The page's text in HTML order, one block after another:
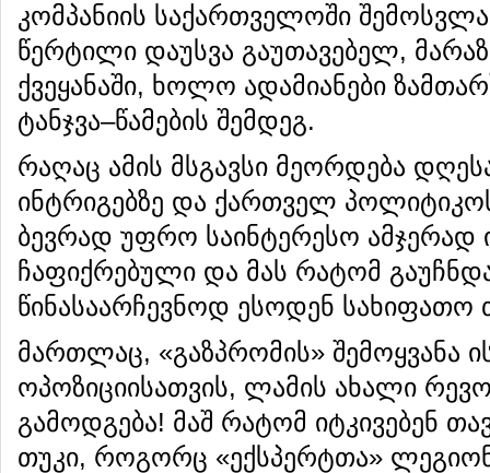
კომპანიის საქართველოში
წერტილი დაუსვა გაუთავებელ,
ქვეყანაში, ხოლო ადამიანები
ტანჯვა–წამების შემდეგ.
რაღაც ამის მსგავსი მეორდება
ინტრიგებზე და ქართველ
ბევრად უფრო საინტერესო ამჯერად
ჩაფიქრებული და მას რატომ
წინასაარჩევნოდ ესოდენ სახიფათო
მართლაც, «გაზპრომის» შემოყვანა
ოპოზიციისათვის, ლამის ახალი
გამოდგება! მაშ რატომ იტკივებენ
თუკი, როგორც «ექსპერტთა»